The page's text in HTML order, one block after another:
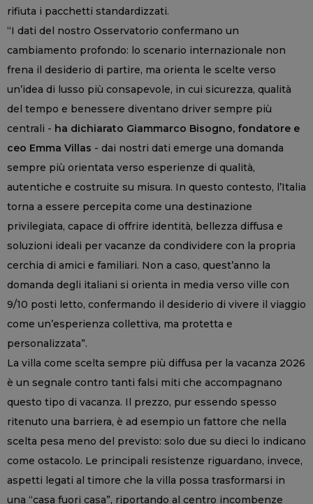
rifiuta i pacchetti standardizzati.
“I dati del nostro Osservatorio confermano un
cambiamento profondo: lo scenario internazionale non
frena il desiderio di partire, ma orienta le scelte verso
un’idea di lusso più consapevole, in cui sicurezza, qualità
del tempo e benessere diventano driver sempre più
centrali - ha dichiarato Giammarco Bisogno, fondatore e
ceo Emma Villas - dai nostri dati emerge una domanda
sempre più orientata verso esperienze di qualità,
autentiche e costruite su misura. In questo contesto, l’Italia
torna a essere percepita come una destinazione
privilegiata, capace di offrire identità, bellezza diffusa e
soluzioni ideali per vacanze da condividere con la propria
cerchia di amici e familiari. Non a caso, quest’anno la
domanda degli italiani si orienta in media verso ville con
9/10 posti letto, confermando il desiderio di vivere il viaggio
come un’esperienza collettiva, ma protetta e
personalizzata”.
La villa come scelta sempre più diffusa per la vacanza 2026
è un segnale contro tanti falsi miti che accompagnano
questo tipo di vacanza. Il prezzo, pur essendo spesso
ritenuto una barriera, è ad esempio un fattore che nella
scelta pesa meno del previsto: solo due su dieci lo indicano
come ostacolo. Le principali resistenze riguardano, invece,
aspetti legati al timore che la villa possa trasformarsi in
una “casa fuori casa”, riportando al centro incombenze